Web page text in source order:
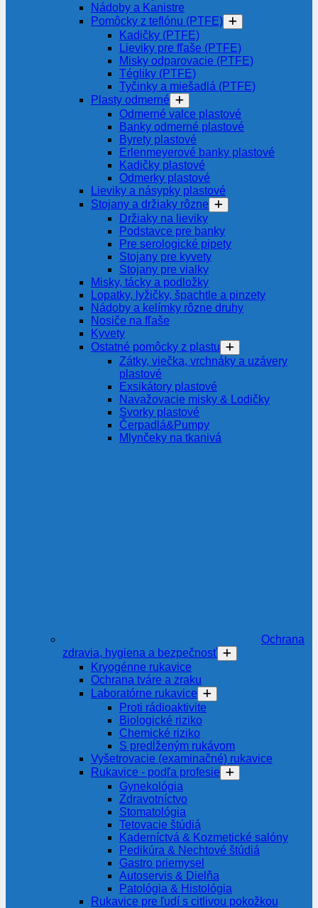
Nádoby a Kanistre
Pomôcky z teflónu (PTFE)
Kadičky (PTFE)
Lieviky pre fľaše (PTFE)
Misky odparovacie (PTFE)
Tégliky (PTFE)
Tyčinky a miešadlá (PTFE)
Plasty odmerné
Odmerné valce plastové
Banky odmerné plastové
Byrety plastové
Erlenmeyerové banky plastové
Kadičky plastové
Odmerky plastové
Lieviky a násypky plastové
Stojany a držiaky rôzne
Držiaky na lieviky
Podstavce pre banky
Pre serologické pipety
Stojany pre kyvety
Stojany pre vialky
Misky, tácky a podložky
Lopatky, lyžičky, špachtle a pinzety
Nádoby a kelímky rôzne druhy
Nosiče na fľaše
Kyvety
Ostatné pomôcky z plastu
Zátky, viečka, vrchnáky a uzávery
plastové
Exsikátory plastové
Navažovacie misky & Lodičky
Svorky plastové
Čerpadlá&Pumpy
Mlynčeky na tkanivá
Ochrana
zdravia, hygiena a bezpečnosť
Kryogénne rukavice
Ochrana tváre a zraku
Laboratórne rukavice
Proti rádioaktivite
Biologické riziko
Chemické riziko
S predĺženým rukávom
Vyšetrovacie (examinačné) rukavice
Rukavice - podľa profesie
Gynekológia
Zdravotníctvo
Stomatológia
Tetovacie štúdiá
Kaderníctvá & Kozmetické salóny
Pedikúra & Nechtové štúdiá
Gastro priemysel
Autoservis & Dielňa
Patológia & Histológia
Rukavice pre ľudí s citlivou pokožkou